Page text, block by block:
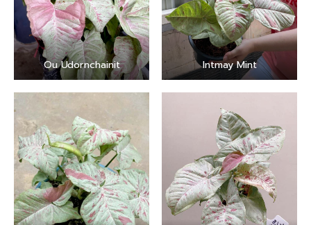
Ou Udornchainit Intmay Mint